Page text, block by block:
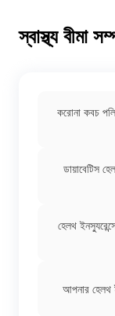
এমপ্লয়ী
স্বাস্থ্য বীমা
করোনা কবচ
ডায়াবেটিস
হেলথ
আপনার হেলথ